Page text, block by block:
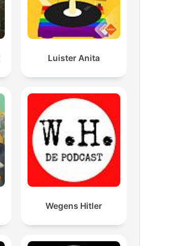
Luister Anita
Wegens Hitler